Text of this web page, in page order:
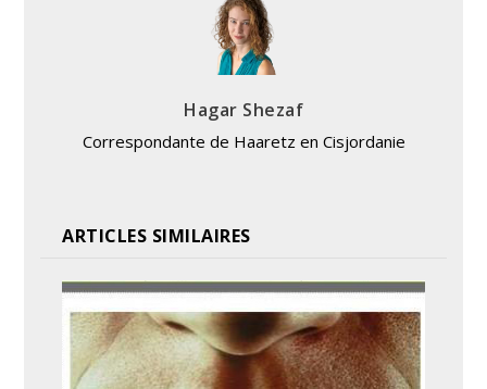
Hagar Shezaf
Correspondante de Haaretz en Cisjordanie
ARTICLES SIMILAIRES